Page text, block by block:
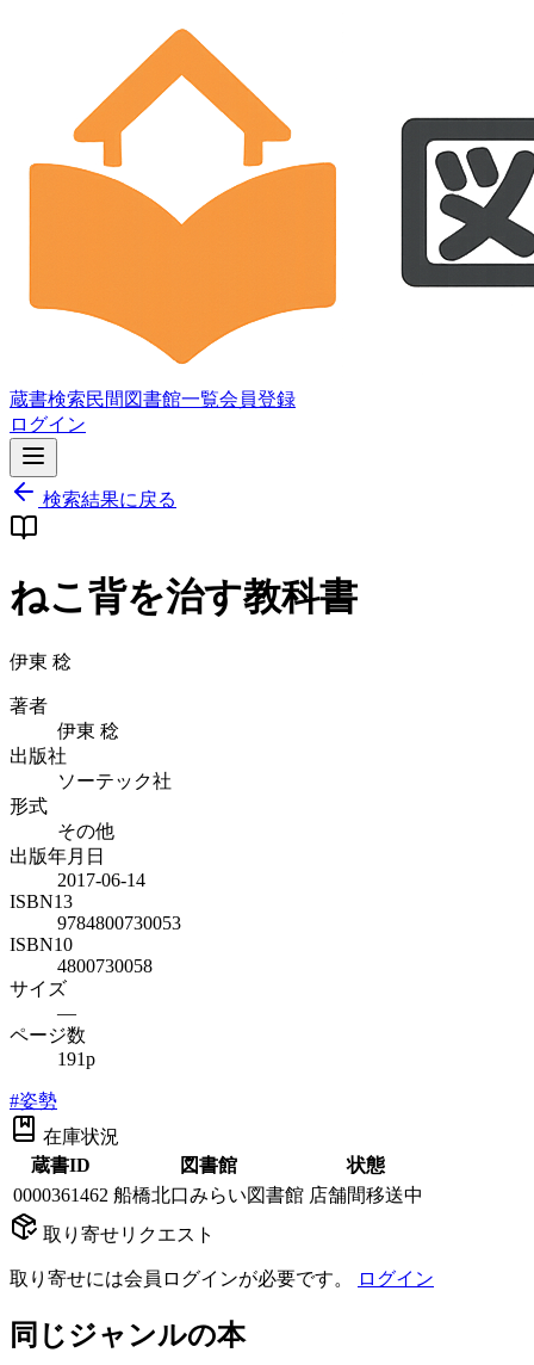
蔵書検索民間図書館一覧会員登録
ログイン
検索結果に戻る
ねこ背を治す教科書
伊東 稔
著者
伊東 稔
出版社
ソーテック社
形式
その他
出版年月日
2017-06-14
ISBN13
9784800730053
ISBN10
4800730058
サイズ
—
ページ数
191p
#姿勢
在庫状況
蔵書ID
図書館
状態
0000361462 船橋北口みらい図書館 店舗間移送中
取り寄せリクエスト
取り寄せには会員ログインが必要です。 ログイン
同じジャンルの本